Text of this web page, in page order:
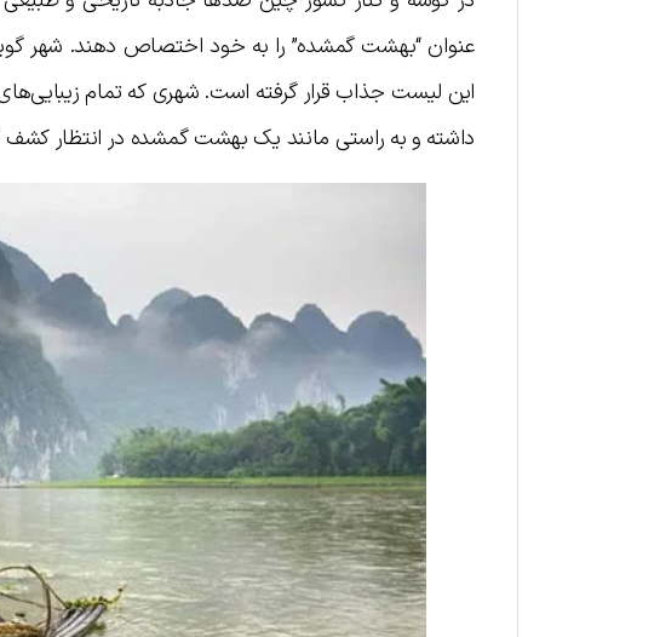
عنوان “بهشت گمشده” را به خود اختصاص دهند. شهر
این لیست جذاب قرار گرفته است. شهری که تمام زیبایی‌های
داشته و به راستی مانند یک بهشت گمشده در انتظار